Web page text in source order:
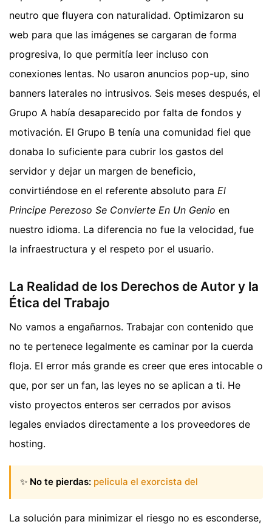
neutro que fluyera con naturalidad. Optimizaron su
web para que las imágenes se cargaran de forma
progresiva, lo que permitía leer incluso con
conexiones lentas. No usaron anuncios pop-up, sino
banners laterales no intrusivos. Seis meses después, el
Grupo A había desaparecido por falta de fondos y
motivación. El Grupo B tenía una comunidad fiel que
donaba lo suficiente para cubrir los gastos del
servidor y dejar un margen de beneficio,
convirtiéndose en el referente absoluto para El
Principe Perezoso Se Convierte En Un Genio en
nuestro idioma. La diferencia no fue la velocidad, fue
la infraestructura y el respeto por el usuario.
La Realidad de los Derechos de Autor y la
Ética del Trabajo
No vamos a engañarnos. Trabajar con contenido que
no te pertenece legalmente es caminar por la cuerda
floja. El error más grande es creer que eres intocable o
que, por ser un fan, las leyes no se aplican a ti. He
visto proyectos enteros ser cerrados por avisos
legales enviados directamente a los proveedores de
hosting.
✨ No te pierdas: pelicula el exorcista del
La solución para minimizar el riesgo no es esconderse,